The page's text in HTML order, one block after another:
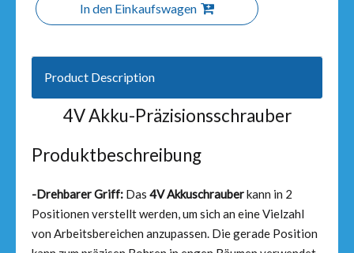
In den Einkaufswagen
Product Description
4V Akku-Präzisionsschrauber
Produktbeschreibung
-Drehbarer Griff: Das 4V Akkuschrauberkann in 2
Positionen verstellt werden, um sich an eine Vielzahl
von Arbeitsbereichen anzupassen. Die gerade Position